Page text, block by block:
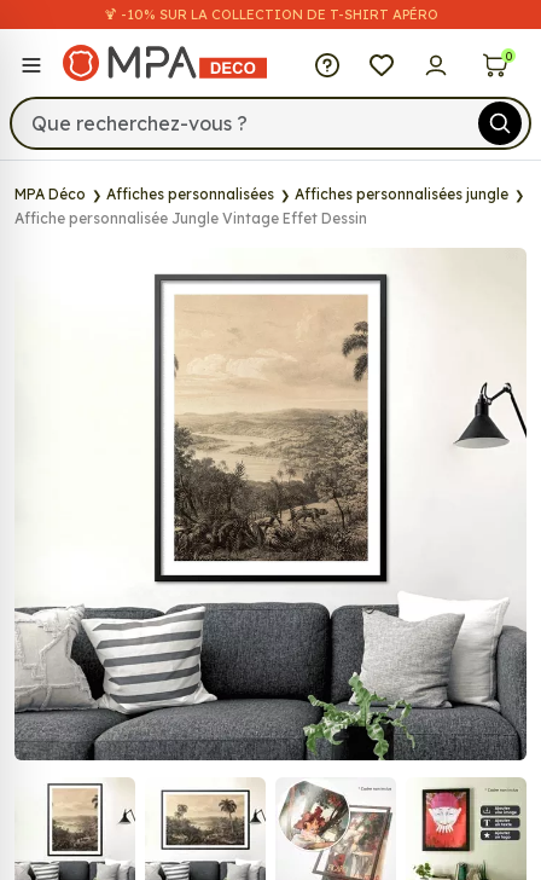
🍹 -10% SUR LA COLLECTION DE T-SHIRT APÉRO
MPA Déco 0
MPA Déco Affiches personnalisées
Affiches personnalisées jungle
Affiche personnalisée Jungle Vintage Effet Dessin